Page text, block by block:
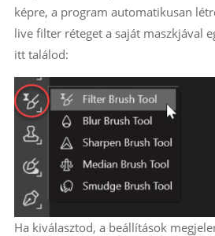
képre, a program automatikusan
live filter réteget a saját maszkjával
itt találod:
Ha kiválasztod, a beállítások